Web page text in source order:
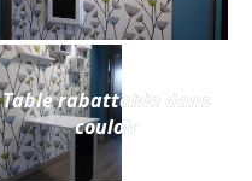
Table rabattable dans
couloir